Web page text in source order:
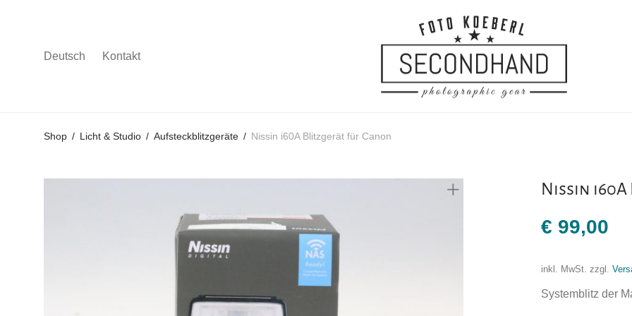
Deutsch Kontakt
Shop / Licht & Studio / Aufsteckblitzgeräte / Nissin i60A Blitzgerät für Canon
Nissin
€ 99,00
inkl. MwSt. zzgl.
Systemblitz der